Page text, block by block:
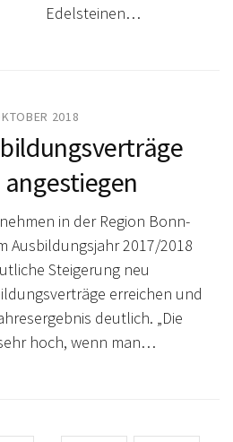
Edelsteinen…
2018
in der Region Bonn-
Ausbildungsjahr 2017/2018
Steigerung neu
erreichen und
deutlich. „Die
hoch, wenn man…